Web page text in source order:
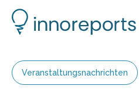
Veranstaltungsnachrichten